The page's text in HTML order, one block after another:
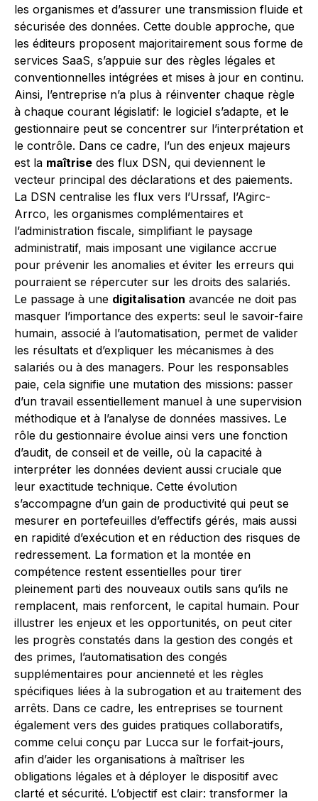
les organismes et d’assurer une transmission fluide et
sécurisée des données. Cette double approche, que
les éditeurs proposent majoritairement sous forme de
services SaaS, s’appuie sur des règles légales et
conventionnelles intégrées et mises à jour en continu.
Ainsi, l’entreprise n’a plus à réinventer chaque règle
à chaque courant législatif: le logiciel s’adapte, et le
gestionnaire peut se concentrer sur l’interprétation et
le contrôle. Dans ce cadre, l’un des enjeux majeurs
est la maîtrise des flux DSN, qui deviennent le
vecteur principal des déclarations et des paiements.
La DSN centralise les flux vers l’Urssaf, l’Agirc-
Arrco, les organismes complémentaires et
l’administration fiscale, simplifiant le paysage
administratif, mais imposant une vigilance accrue
pour prévenir les anomalies et éviter les erreurs qui
pourraient se répercuter sur les droits des salariés.
Le passage à une digitalisation avancée ne doit pas
masquer l’importance des experts: seul le savoir-faire
humain, associé à l’automatisation, permet de valider
les résultats et d’expliquer les mécanismes à des
salariés ou à des managers. Pour les responsables
paie, cela signifie une mutation des missions: passer
d’un travail essentiellement manuel à une supervision
méthodique et à l’analyse de données massives. Le
rôle du gestionnaire évolue ainsi vers une fonction
d’audit, de conseil et de veille, où la capacité à
interpréter les données devient aussi cruciale que
leur exactitude technique. Cette évolution
s’accompagne d’un gain de productivité qui peut se
mesurer en portefeuilles d’effectifs gérés, mais aussi
en rapidité d’exécution et en réduction des risques de
redressement. La formation et la montée en
compétence restent essentielles pour tirer
pleinement parti des nouveaux outils sans qu’ils ne
remplacent, mais renforcent, le capital humain. Pour
illustrer les enjeux et les opportunités, on peut citer
les progrès constatés dans la gestion des congés et
des primes, l’automatisation des congés
supplémentaires pour ancienneté et les règles
spécifiques liées à la subrogation et au traitement des
arrêts. Dans ce cadre, les entreprises se tournent
également vers des guides pratiques collaboratifs,
comme celui conçu par Lucca sur le forfait-jours,
afin d’aider les organisations à maîtriser les
obligations légales et à déployer le dispositif avec
clarté et sécurité. L’objectif est clair: transformer la